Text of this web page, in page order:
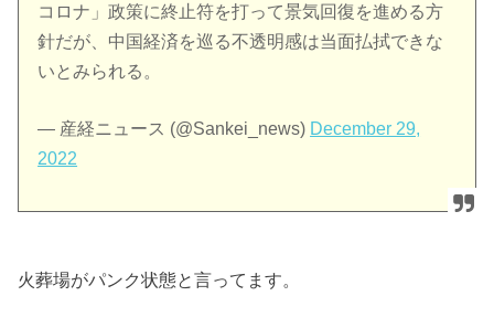
コロナ」政策に終止符を打って景気回復を進める方
針だが、中国経済を巡る不透明感は当面払拭できな
いとみられる。
— 産経ニュース (@Sankei_news) December 29,
2022
火葬場がパンク状態と言ってます。